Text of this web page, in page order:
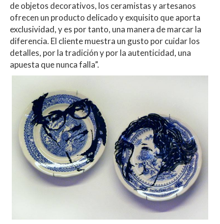
de objetos decorativos, los ceramistas y artesanos
ofrecen un producto delicado y exquisito que aporta
exclusividad, y es por tanto, una manera de marcar la
diferencia. El cliente muestra un gusto por cuidar los
detalles, por la tradición y por la autenticidad, una
apuesta que nunca falla”.